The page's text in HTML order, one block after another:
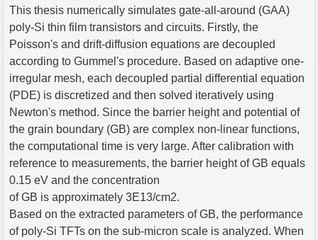
This thesis numerically simulates gate-all-around (GAA)
poly-Si thin film transistors and circuits. Firstly, the
Poisson's and drift-diffusion equations are decoupled
according to Gummel's procedure. Based on adaptive one-
irregular mesh, each decoupled partial differential equation
(PDE) is discretized and then solved iteratively using
Newton's method. Since the barrier height and potential of
the grain boundary (GB) are complex non-linear functions,
the computational time is very large. After calibration with
reference to measurements, the barrier height of GB equals
0.15 eV and the concentration
of GB is approximately 3E13/cm2.
Based on the extracted parameters of GB, the performance
of poly-Si TFTs on the sub-micron scale is analyzed. When